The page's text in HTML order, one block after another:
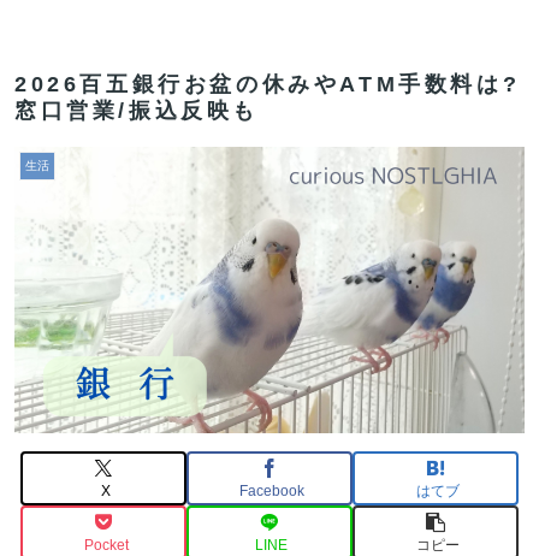
2026百五銀行お盆の休みやATM手数料は?
窓口営業/振込反映も
生活
X Facebook はてブ
Pocket LINE コピー